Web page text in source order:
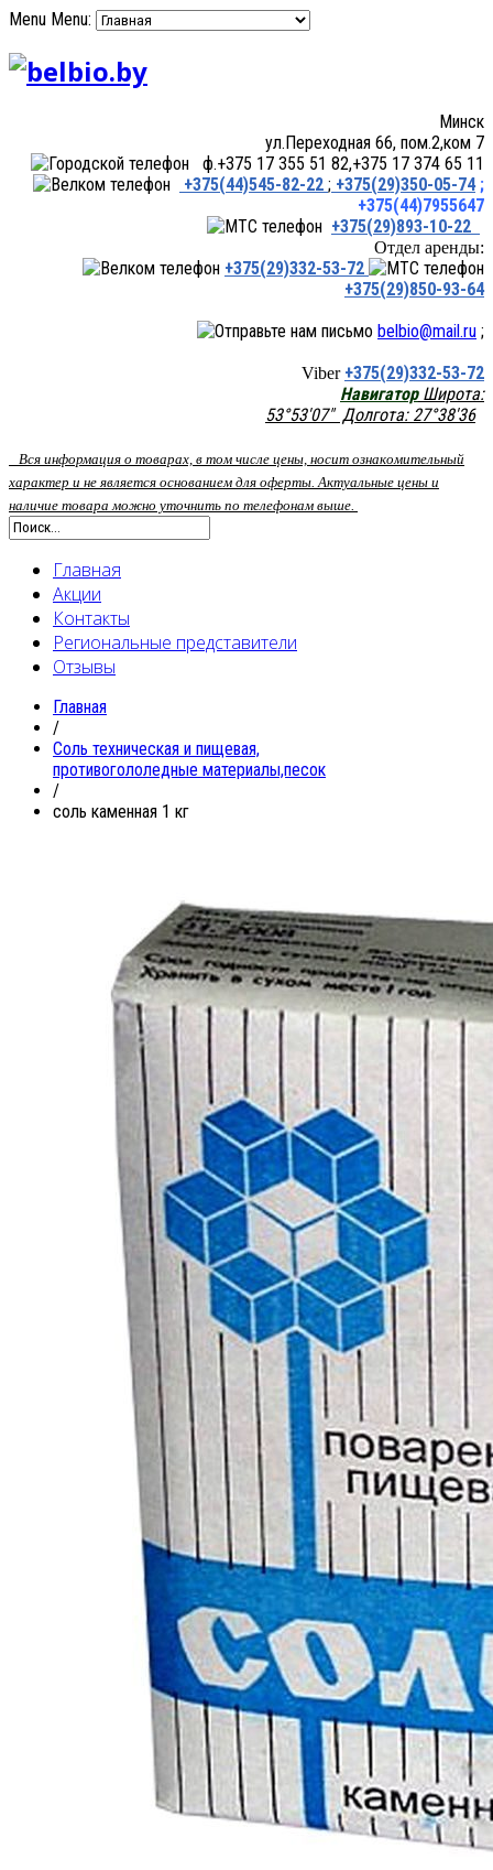
Menu Menu:
Минск
ул.Переходная 66, пом.2,ком 7
ф.+375 17 355 51 82,+375 17 374 65 11
+375(44)545-82-22 ; +375(29)350-05-74 ;
+375(44)7955647
+375(29)893-10-22
Отдел аренды:
+375(29)332-53-72
+375(29)850-93-64
belbio@mail.ru ;
Viber +375(29)332-53-72
НавигаторШирота:
53°53'07" Долгота: 27°38'36
Вся информация о товарах, в том числе цены, носит ознакомительный
характер и не является основанием для оферты. Актуальные цены и
наличие товара можно уточнить по телефонам выше.
Главная
Акции
Контакты
Региональные представители
Отзывы
Главная
/
Соль техническая и пищевая,
противогололедные материалы,песок
/
соль каменная 1 кг